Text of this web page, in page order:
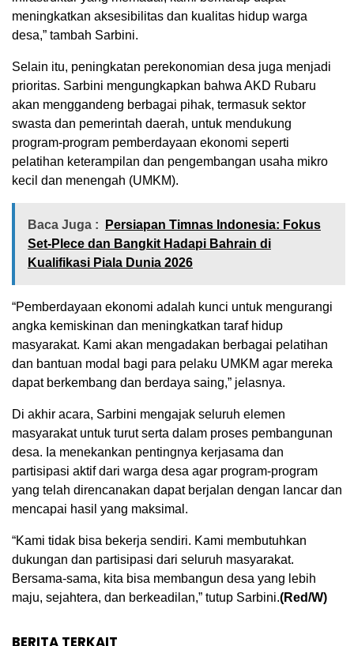
meningkatkan aksesibilitas dan kualitas hidup warga
desa,” tambah Sarbini.
Selain itu, peningkatan perekonomian desa juga menjadi
prioritas. Sarbini mengungkapkan bahwa AKD Rubaru
akan menggandeng berbagai pihak, termasuk sektor
swasta dan pemerintah daerah, untuk mendukung
program-program pemberdayaan ekonomi seperti
pelatihan keterampilan dan pengembangan usaha mikro
kecil dan menengah (UMKM).
Baca Juga :
Persiapan Timnas Indonesia: Fokus
Set-PIece dan Bangkit Hadapi Bahrain di
Kualifikasi Piala Dunia 2026
“Pemberdayaan ekonomi adalah kunci untuk mengurangi
angka kemiskinan dan meningkatkan taraf hidup
masyarakat. Kami akan mengadakan berbagai pelatihan
dan bantuan modal bagi para pelaku UMKM agar mereka
dapat berkembang dan berdaya saing,” jelasnya.
Di akhir acara, Sarbini mengajak seluruh elemen
masyarakat untuk turut serta dalam proses pembangunan
desa. Ia menekankan pentingnya kerjasama dan
partisipasi aktif dari warga desa agar program-program
yang telah direncanakan dapat berjalan dengan lancar dan
mencapai hasil yang maksimal.
“Kami tidak bisa bekerja sendiri. Kami membutuhkan
dukungan dan partisipasi dari seluruh masyarakat.
Bersama-sama, kita bisa membangun desa yang lebih
maju, sejahtera, dan berkeadilan,” tutup Sarbini.(Red/W)
BERITA TERKAIT